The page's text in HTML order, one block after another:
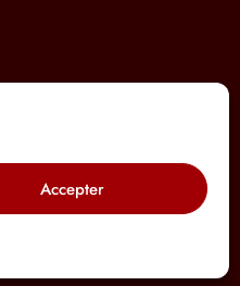
Accepter